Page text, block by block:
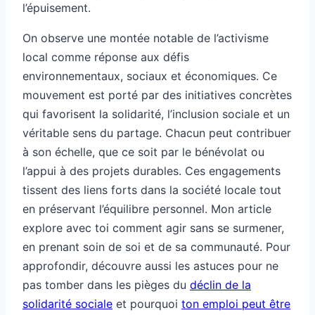
l’épuisement.
On observe une montée notable de l’activisme
local comme réponse aux défis
environnementaux, sociaux et économiques. Ce
mouvement est porté par des initiatives concrètes
qui favorisent la solidarité, l’inclusion sociale et un
véritable sens du partage. Chacun peut contribuer
à son échelle, que ce soit par le bénévolat ou
l’appui à des projets durables. Ces engagements
tissent des liens forts dans la société locale tout
en préservant l’équilibre personnel. Mon article
explore avec toi comment agir sans se surmener,
en prenant soin de soi et de sa communauté. Pour
approfondir, découvre aussi les astuces pour ne
pas tomber dans les pièges du déclin de la
solidarité sociale et pourquoi ton emploi peut être